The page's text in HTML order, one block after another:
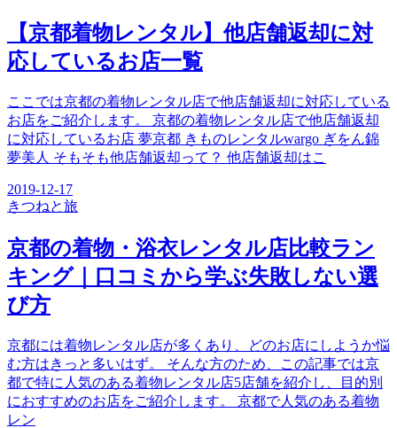
【京都着物レンタル】他店舗返却に対
応しているお店一覧
ここでは京都の着物レンタル店で他店舗返却に対応している
お店をご紹介します。 京都の着物レンタル店で他店舗返却
に対応しているお店 夢京都 きものレンタルwargo ぎをん錦
夢美人 そもそも他店舗返却って？ 他店舗返却はこ
2019-12-17
きつねと旅
京都の着物・浴衣レンタル店比較ラン
キング｜口コミから学ぶ失敗しない選
び方
京都には着物レンタル店が多くあり、どのお店にしようか悩
む方はきっと多いはず。 そんな方のため、この記事では京
都で特に人気のある着物レンタル店5店舗を紹介し、目的別
におすすめのお店をご紹介します。 京都で人気のある着物
レン